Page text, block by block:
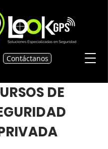
Contáctanos
DE